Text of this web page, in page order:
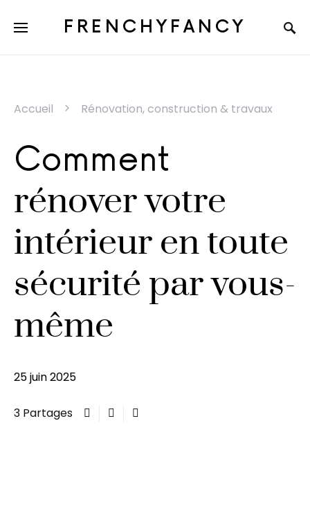
FRENCHYFANCY
Accueil Rénovation, construction & travaux
Comment
rénover votre
intérieur en toute
sécurité par vous-
même
25 juin 2025
3 Partages